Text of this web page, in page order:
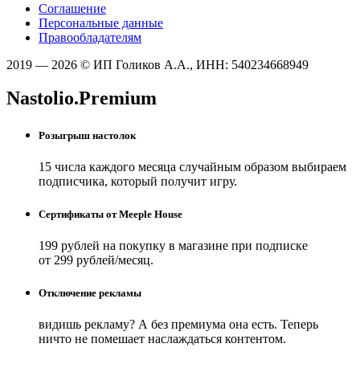
Соглашение
Персональные данные
Правообладателям
2019 — 2026 © ИП Голиков А.А., ИНН: 540234668949
Nastolio.Premium
Розыгрыш настолок
15 числа каждого месяца случайным образом выбираем
подписчика, который получит игру.
Сертификаты от Meeple House
199 рублей на покупку в магазине при подписке
от 299 рублей/месяц.
Отключение рекламы
видишь рекламу? А без премиума она есть. Теперь
ничто не помешает наслаждаться контентом.